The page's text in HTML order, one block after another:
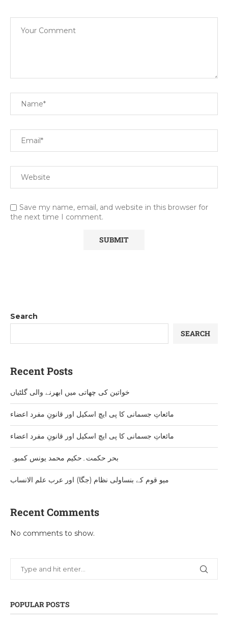
Save my name, email, and website in this browser for
the next time I comment.
Search
SEARCH
Recent Posts
خواتین کی چھاتی میں ابھرنے والی گلٹیاں
مائعاتِ جسمانی کا پی ایچ اسکیل اور قانونِ مفرد اعضاء
مائعاتِ جسمانی کا پی ایچ اسکیل اور قانونِ مفرد اعضاء
بحر حکمت۔حکیم محمد یونس کمبوہ
میو قوم کے بنساولی نظام (جگا) اور عرب علم الانساب
Recent Comments
No comments to show.
POPULAR POSTS